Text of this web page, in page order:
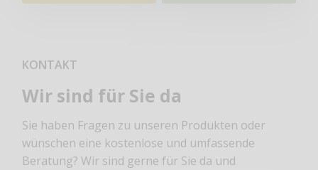
KONTAKT
Wir sind für Sie da
Sie haben Fragen zu unseren Produkten oder
wünschen eine kostenlose und umfassende
Beratung? Wir sind gerne für Sie da und